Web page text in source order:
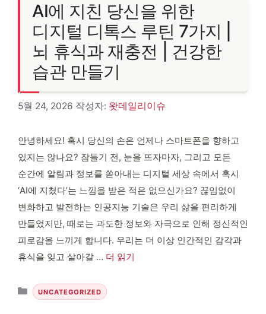
AI에 지친 당신을 위한
디지털 디톡스 루틴 7가지 |
뇌 휴식과 재충전 | 건강한
습관 만들기
5월 24, 2026 작성자: 왓데일리이슈
안녕하세요! 혹시 당신의 손은 언제나 스마트폰을 향하고
있지는 않나요? 잠들기 전, 눈을 뜨자마자, 그리고 모든
순간에 알림과 정보를 쏟아내는 디지털 세상 속에서 혹시
‘AI에 지쳤다’는 느낌을 받은 적은 없으신가요? 끊임없이
변화하고 발전하는 인공지능 기술은 우리 삶을 편리하게
만들었지만, 때로는 과도한 정보와 자극으로 인해 정신적인
피로감을 느끼게 합니다. 우리는 더 이상 인간적인 감각과
휴식을 잊고 살아갈 … 더 읽기
카테고리
UNCATEGORIZED